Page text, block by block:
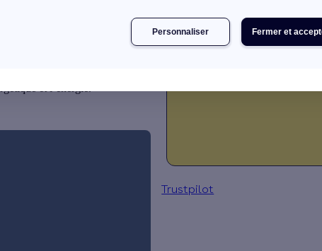
Fermer et
Personnaliser
des programmes des
et l’énergie.
JE DÉCOUVRE MES PRIMES
*Montant calculé
Trustpilot